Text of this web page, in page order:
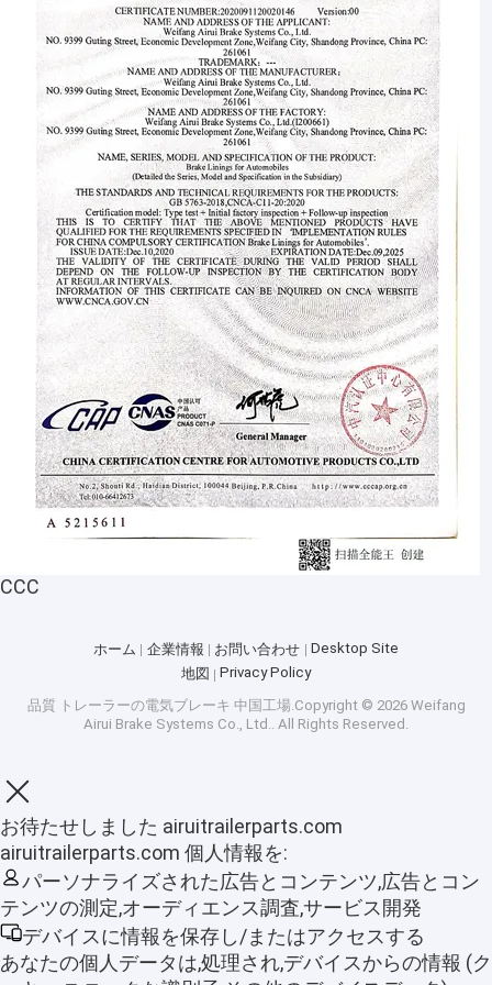
ホーム
製品
VRショー
CCC
ワイファングエアウイブレーキシステム株式会社
(Weifang Airui Brake System Co., Ltd.) は2006年に
設立され,中国・香港・マカオ合弁企業であり,Axel
Teknology Group Inc.と戦略的提携を結んだ.
ホーム 企業情報 お問い合わせ
Desktop Site
地図
Privacy Policy
品質 トレーラーの電気ブレーキ 中国工場.Copyright © 2026 Weifang
Airui Brake Systems Co., Ltd.. All Rights Reserved.
お待たせしました airuitrailerparts.com
airuitrailerparts.com 個人情報を:
パーソナライズされた広告とコンテンツ,広告とコン
テンツの測定,オーディエンス調査,サービス開発
デバイスに情報を保存し/またはアクセスする
あなたの個人データは,処理され,デバイスからの情報 (ク